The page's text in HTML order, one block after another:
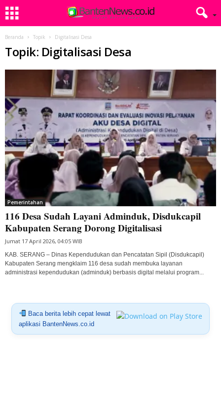
Beranda Topik Digitalisasi Desa
Topik: Digitalisasi Desa
Pemerintahan
116 Desa Sudah Layani Adminduk, Disdukcapil
Kabupaten Serang Dorong Digitalisasi
Jumat 17 April 2026, 04:05 WIB
KAB. SERANG – Dinas Kependudukan dan Pencatatan Sipil (Disdukcapil)
Kabupaten Serang mengklaim 116 desa sudah membuka layanan
administrasi kependudukan (adminduk) berbasis digital melalui program...
Baca berita lebih cepat lewat
aplikasi BantenNews.co.id